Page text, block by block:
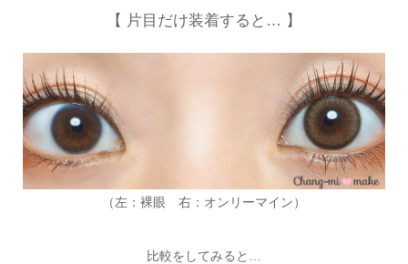
【 片目だけ装着すると… 】
（左：裸眼 右：オンリーマイン）
比較をしてみると…